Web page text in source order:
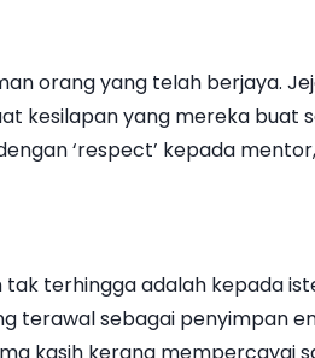
orang yang telah berjaya.
kesilapan yang mereka buat
‘respect’ kepada
terhingga adalah kepada
terawal sebagai penyimpan